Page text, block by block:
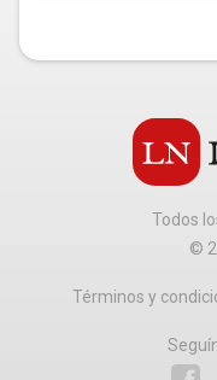
Todos
©
Términos y